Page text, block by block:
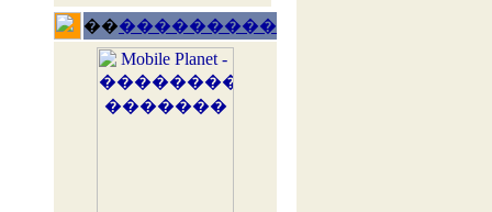
�����������